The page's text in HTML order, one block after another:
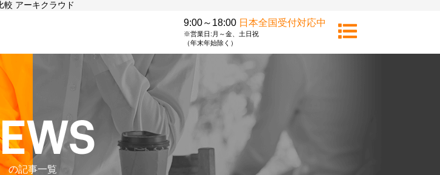
較 アーキクラウド
9:00～18:00 日本全国受付対応中
※営業日:月～金、土日祝
（年末年始除く）
の記事一覧